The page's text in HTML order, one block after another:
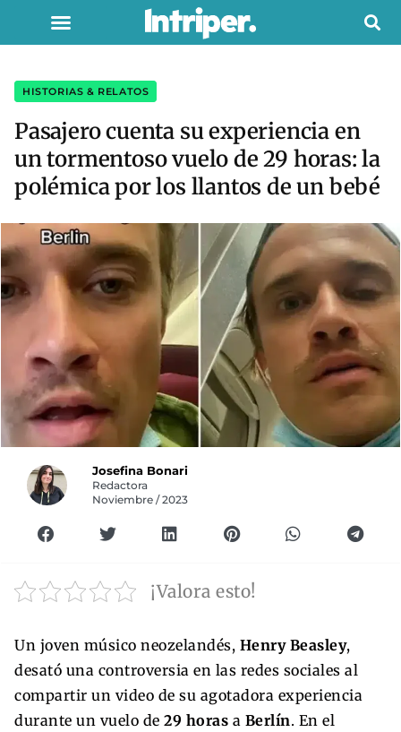
HISTORIAS & RELATOS
Pasajero cuenta su experiencia en
un tormentoso vuelo de 29 horas: la
polémica por los llantos de un bebé
Josefina Bonari
Redactora
Noviembre / 2023
¡Valora esto!
Un joven músico neozelandés, Henry Beasley,
desató una controversia en las redes sociales al
compartir un video de su agotadora experiencia
durante un vuelo de 29 horas a Berlín. En el